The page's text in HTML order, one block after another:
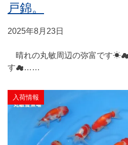
戸錦。
2025年8月23日
晴れの丸敏周辺の弥富です
す☁……
入荷情報